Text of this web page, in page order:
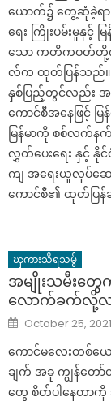
ယောက်၌ တွေ့ဆုံခဲ့ရာ
ရေး ကြိုးပမ်းမှုနှ
သော ကတိကဝတ်တို့ကို
လ်က ထုတ်ပြန်သည်။
နှစ်ပြည့်တွင်လည်း
ကောင်စီအနေဖြင့် မြ
မြန်မာကို စစ်လက်နက်
လွှတ်ပေးရေး နှင့် နို
ကျ အရေးယူလုပ်ဆ
ကောင်စီ၏ ထုတ်ပြန်
ၾကားသိရသမွ်
အမျိုးသမီးတွ
လောက်ခက်လို့လ
Posted
on
October 25, 2021
ကောင်မလေးတစ်ယ
ချက် အခု ကျွန်တော်
တွေ စိတ်ပါနေတာကို